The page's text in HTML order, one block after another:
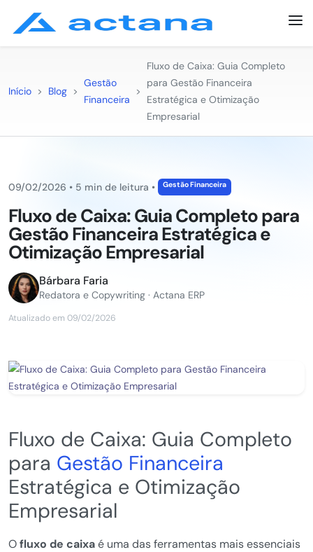
Início > Blog >
Gestão
Financeira
>
Fluxo de Caixa: Guia Completo
para Gestão Financeira
Estratégica e Otimização
Empresarial
09/02/2026 • 5 min de leitura • Gestão Financeira
Fluxo de Caixa: Guia Completo para
Gestão Financeira Estratégica e
Otimização Empresarial
Bárbara Faria
Redatora e Copywriting · Actana ERP
Atualizado em 09/02/2026
Fluxo de Caixa: Guia Completo
para Gestão Financeira
Estratégica e Otimização
Empresarial
Ofluxo de caixaé uma das ferramentas mais essenciais